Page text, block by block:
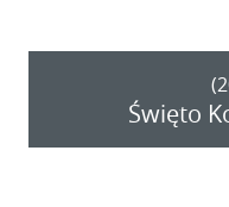
Święto